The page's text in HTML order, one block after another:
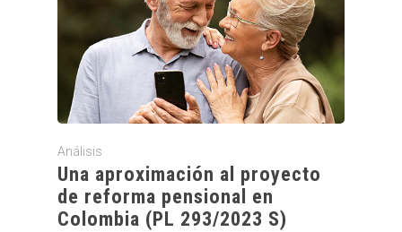
Análisis
Una aproximación al proyecto
de reforma pensional en
Colombia (PL 293/2023 S)